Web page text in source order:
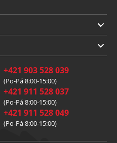
+421 903 528 039
(Po-Pá 8:00-15:00)
+421 911 528 037
(Po-Pá 8:00-15:00)
+421 911 528 049
(Po-Pá 8:00-15:00)